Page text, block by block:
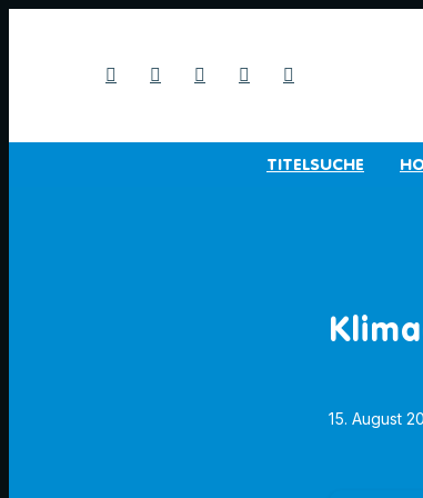
TITELSUCHE
15. August